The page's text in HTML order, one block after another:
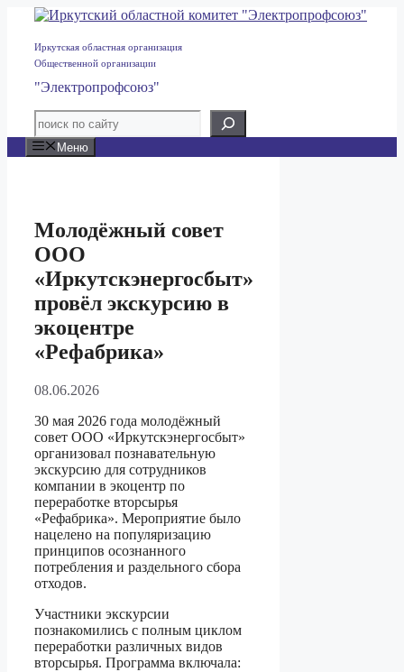
Перейти
содержимому
Иркутская областная организация
Общественной организации
"Электропрофсоюз"
Меню
Молодёжный совет
ООО
«Иркутскэнергосбыт»
провёл экскурсию в
экоцентре
«Рефабрика»
08.06.2026
30 мая 2026 года молодёжный
совет ООО «Иркутскэнергосбыт»
организовал познавательную
экскурсию для сотрудников
компании в экоцентр по
переработке вторсырья
«Рефабрика». Мероприятие было
нацелено на популяризацию
принципов осознанного
потребления и раздельного сбора
отходов.
Участники экскурсии
познакомились с полным циклом
переработки различных видов
вторсырья. Программа включала: